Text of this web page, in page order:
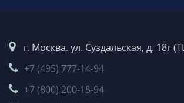
г. Москва. ул. Суздальская, д. 18г
+7 (495) 777-14-94
+7 (800) 200-15-94